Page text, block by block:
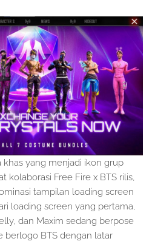
khas yang menjadi ikon grup
kolaborasi Free Fire x BTS rilis,
tampilan loading screen
loading screen yang pertama,
dan Maxim sedang berpose
berlogo BTS dengan latar